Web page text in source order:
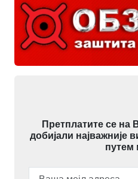
Претплатите се на
добијали најважније
путем